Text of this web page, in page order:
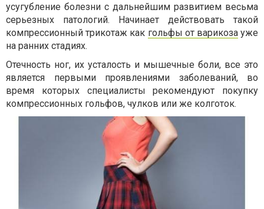
усугубление болезни с дальнейшим развитием весьма
серьезных патологий. Начинает действовать такой
компрессионный трикотаж как гольфы от варикозауже
на ранних стадиях.
Отечность ног, их усталость и мышечные боли, все это
является первыми проявлениями заболеваний, во
время которых специалисты рекомендуют покупку
компрессионных гольфов, чулков или же колготок.